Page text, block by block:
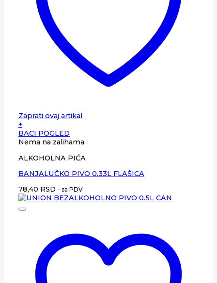
Zaprati ovaj artikal
+
BACI POGLED
Nema na zalihama
ALKOHOLNA PIĆA
BANJALUČKO PIVO 0.33L FLAŠICA
78,40 RSD - sa PDV